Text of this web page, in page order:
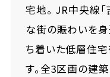
宅地。 JR中央線
な街の賑わいを
ち着いた低層住
す。全3区画の建